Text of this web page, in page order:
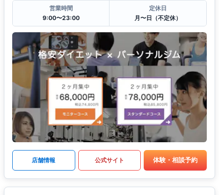
営業時間
9:00〜23:00
定休日
月〜日（不定休）
店舗情報 公式サイト 体験・相談予約